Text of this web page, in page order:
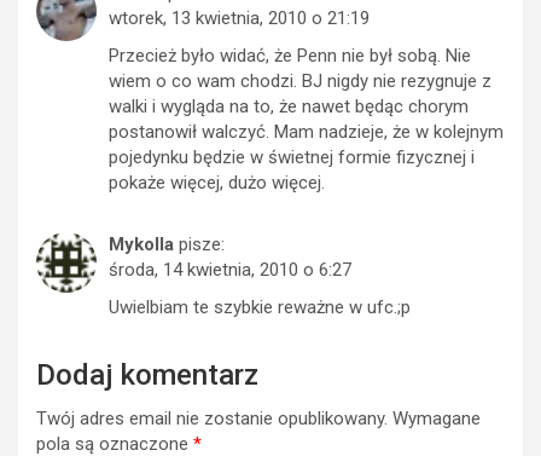
wtorek, 13 kwietnia, 2010 o 21:19
Przecież było widać, że Penn nie był sobą. Nie
wiem o co wam chodzi. BJ nigdy nie rezygnuje z
walki i wygląda na to, że nawet będąc chorym
postanowił walczyć. Mam nadzieje, że w kolejnym
pojedynku będzie w świetnej formie fizycznej i
pokaże więcej, dużo więcej.
Mykolla pisze:
środa, 14 kwietnia, 2010 o 6:27
Uwielbiam te szybkie reważne w ufc.;p
Dodaj komentarz
Twój adres email nie zostanie opublikowany. Wymagane
pola są oznaczone *